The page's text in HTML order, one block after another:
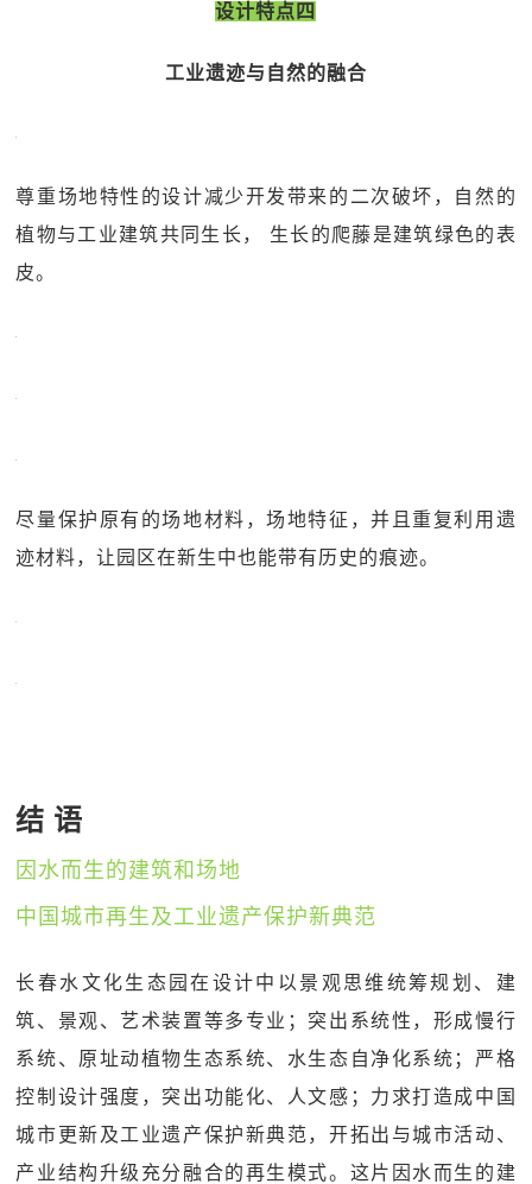
设计特点四
工业遗迹与自然的融合
尊重场地特性的设计减少开发带来的二次破坏，自然的
植物与工业建筑共同生长， 生长的爬藤是建筑绿色的表
皮。
尽量保护原有的场地材料，场地特征，并且重复利用遗
迹材料，让园区在新生中也能带有历史的痕迹。
结 语
因水而生的建筑和场地
中国城市再生及工业遗产保护新典范
长春水文化生态园在设计中以景观思维统筹规划、建
筑、景观、艺术装置等多专业；突出系统性，形成慢行
系统、原址动植物生态系统、水生态自净化系统；严格
控制设计强度，突出功能化、人文感；力求打造成中国
城市更新及工业遗产保护新典范，开拓出与城市活动、
产业结构升级充分融合的再生模式。这片因水而生的建